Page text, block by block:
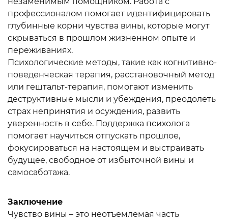
профессионалом помогает идентифицировать
глубинные корни чувства вины, которые могут
скрываться в прошлом жизненном опыте и
переживаниях.
Психологические методы, такие как когнитивно-
поведенческая терапия, расстановочный метод
или гештальт-терапия, помогают изменить
деструктивные мысли и убеждения, преодолеть
страх непринятия и осуждения, развить
уверенность в себе. Поддержка психолога
помогает научиться отпускать прошлое,
фокусироваться на настоящем и выстраивать
будущее, свободное от избыточной вины и
самосаботажа.
Заключение
Чувство вины – это неотъемлемая часть